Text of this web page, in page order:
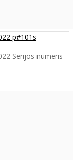
p#101s
Serijos numeris